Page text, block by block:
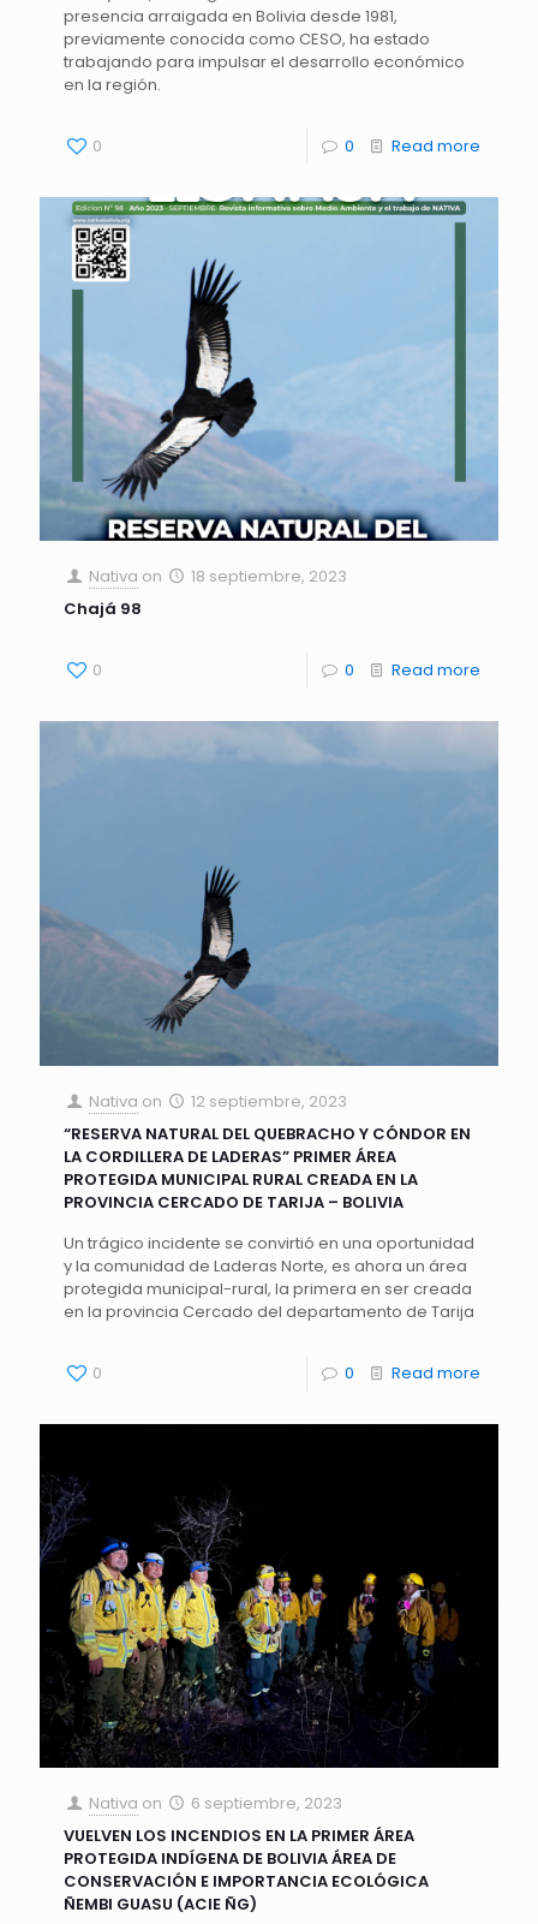
presencia arraigada en Bolivia desde 1981,
previamente conocida como CESO, ha estado
trabajando para impulsar el desarrollo económico
en la región.
0 0 Read more
Nativa on
18 septiembre, 2023
Chajá 98
0 0 Read more
Nativa on
12 septiembre, 2023
“RESERVA NATURAL DEL QUEBRACHO Y CÓNDOR EN
LA CORDILLERA DE LADERAS” PRIMER ÁREA
PROTEGIDA MUNICIPAL RURAL CREADA EN LA
PROVINCIA CERCADO DE TARIJA – BOLIVIA
Un trágico incidente se convirtió en una oportunidad
y la comunidad de Laderas Norte, es ahora un área
protegida municipal-rural, la primera en ser creada
en la provincia Cercado del departamento de Tarija
0 0 Read more
Nativa on
6 septiembre, 2023
VUELVEN LOS INCENDIOS EN LA PRIMER ÁREA
PROTEGIDA INDÍGENA DE BOLIVIA ÁREA DE
CONSERVACIÓN E IMPORTANCIA ECOLÓGICA
ÑEMBI GUASU (ACIE ÑG)